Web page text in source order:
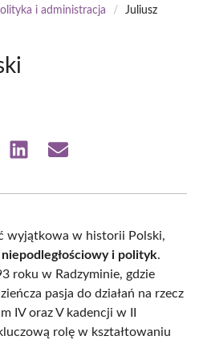
i administracja /
Juliusz
Share Share
wyjątkowa w historii Polski,
niepodległościowy i polityk.
roku w Radzyminie, gdzie
pasja do działań na rzecz
IV oraz V kadencji w II
rolę w kształtowaniu